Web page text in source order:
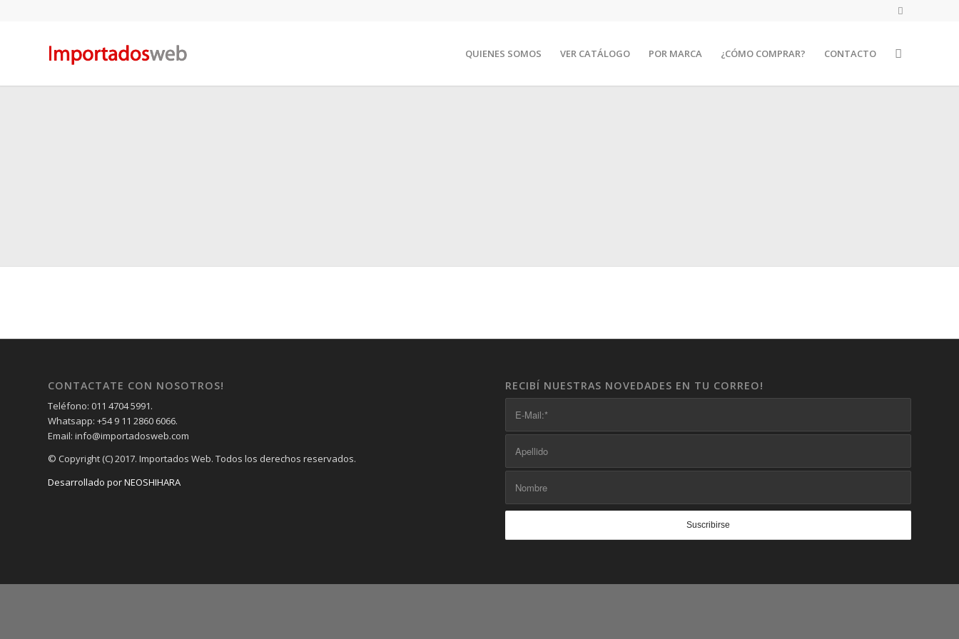
QUIENES SOMOS VER CATÁLOGO POR MARCA ¿CÓMO COMPRAR? CONTACTO
CONTACTATE CON NOSOTROS!
Teléfono: 011 4704 5991.
Whatsapp: +54 9 11 2860 6066.
Email: info@importadosweb.com
© Copyright (C) 2017. Importados Web. Todos los derechos reservados.
Desarrollado por NEOSHIHARA
RECIBÍ NUESTRAS NOVEDADES EN TU CORREO!